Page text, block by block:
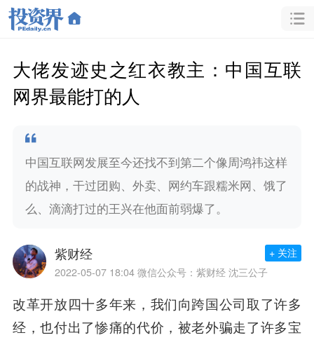
大佬发迹史之红衣教主：中国互联
网界最能打的人
中国互联网发展至今还找不到第二个像周鸿祎这样
的战神，干过团购、外卖、网约车跟糯米网、饿了
么、滴滴打过的王兴在他面前弱爆了。
紫财经
2022-05-07 18:04 微信公众号：紫财经 沈三公子
+ 关注
改革开放四十多年来，我们向跨国公司取了许多
经，也付出了惨痛的代价，被老外骗走了许多宝